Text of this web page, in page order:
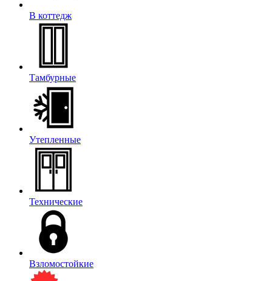
В коттедж
Тамбурные
Утепленные
Технические
Взломостойкие